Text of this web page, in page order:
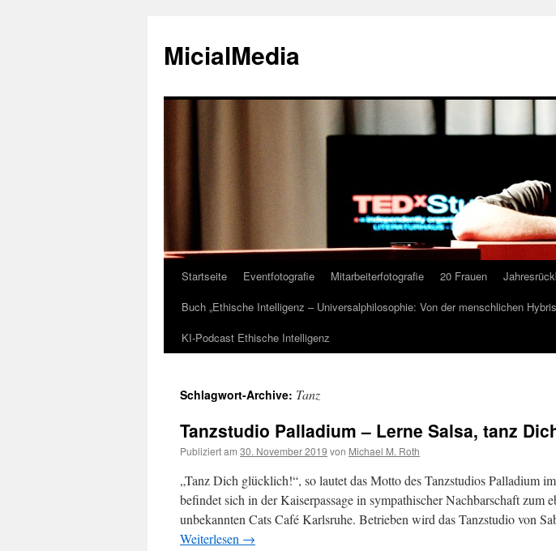
MicialMedia
Zum
Inhalt
springen
Startseite Eventfotografie Mitarbeiterfotografie 20 Frauen
Buch „Ethische Intelligenz – Universalphilosophie: Von der menschlichen
KI-Podcast Ethische Intelligenz
Schlagwort-Archive: Tanz
Tanzstudio Palladium – Lerne Salsa, tanz
Publiziert am 30. November 2019 von Michael M. Roth
„Tanz Dich glücklich!“, so lautet das Motto des Tanzstudios Palladium
befindet sich in der Kaiserpassage in sympathischer Nachbarschaft zum
unbekannten Cats Café Karlsruhe. Betrieben wird das Tanzstudio von
Weiterlesen →